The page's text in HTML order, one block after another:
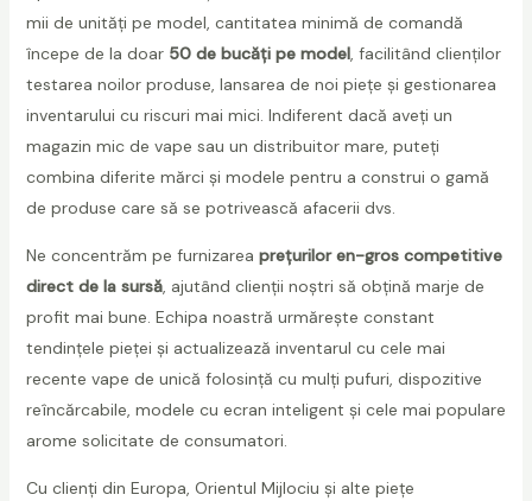
mii de unități pe model, cantitatea minimă de comandă
începe de la doar 50 de bucăți pe model, facilitând clienților
testarea noilor produse, lansarea de noi piețe și gestionarea
inventarului cu riscuri mai mici. Indiferent dacă aveți un
magazin mic de vape sau un distribuitor mare, puteți
combina diferite mărci și modele pentru a construi o gamă
de produse care să se potrivească afacerii dvs.
Ne concentrăm pe furnizarea prețurilor en-gros competitive
direct de la sursă, ajutând clienții noștri să obțină marje de
profit mai bune. Echipa noastră urmărește constant
tendințele pieței și actualizează inventarul cu cele mai
recente vape de unică folosință cu mulți pufuri, dispozitive
reîncărcabile, modele cu ecran inteligent și cele mai populare
arome solicitate de consumatori.
Cu clienți din Europa, Orientul Mijlociu și alte piețe